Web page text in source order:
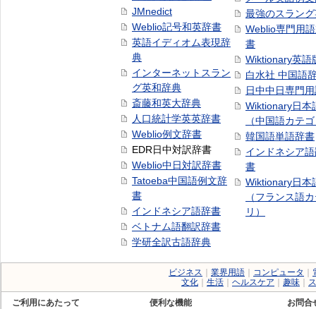
JMnedict
Weblio記号和英辞書
英語イディオム表現辞
典
インターネットスラン
グ英和辞典
斎藤和英大辞典
人口統計学英英辞書
Weblio例文辞書
EDR日中対訳辞書
Weblio中日対訳辞書
Tatoeba中国語例文辞
書
インドネシア語辞書
ベトナム語翻訳辞書
学研全訳古語辞典
最強のスラン
Weblio専門用
書
Wiktionary英語
白水社 中国語
日中中日専門
Wiktionary日本
（中国語カテ
韓国語単語辞書
インドネシア
書
Wiktionary日本
（フランス語
リ）
ビジネス 業界用語 コンピュータ
文化
生活 ヘルスケア 趣味
ご利用にあたって
便利な機能
お問合